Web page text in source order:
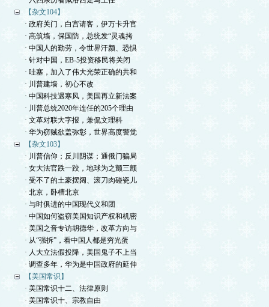
【杂文104】
· 政府关门，白宫请客，伊万卡升官
· 高筑墙，保国防，总统发“灵魂拷
· 中国人的勤劳，令世界汗颜、恐惧
· 针对中国，EB-5投资移民将关闭
· 哇塞，加入了伟大光荣正确的共和
· 川普建墙，初心不改
· 中国科技遇寒风，美国再立新法案
· 川普总统2020年连任的205个理由
· 文革对联大字报，兼侃文理科
· 华为窃贼欲盖弥彰，世界高度警觉
【杂文103】
· 川普信仰；反川阴谋；通俄门骗局
· 女大法官跌一跤，地球为之颤三颤
· 受不了的土豪摆阔、滚刀肉碰瓷儿
· 北京，卧槽北京
· 与时俱进的中国现代义和团
· 中国如何盗窃美国知识产权和机密
· 美国之音专访胡德华，改革方向与
· 从“强拆”，看中国人都是穷光蛋
· 人大立法假投降，美国鬼子不上当
· 调查多年，华为是中国政府的延伸
【美国常识】
· 美国常识十二、法律原则
· 美国常识十、宗教自由